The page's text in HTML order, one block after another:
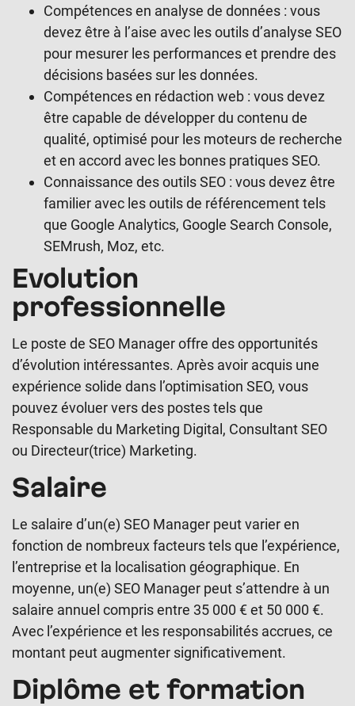
Compétences en analyse de données : vous
devez être à l’aise avec les outils d’analyse SEO
pour mesurer les performances et prendre des
décisions basées sur les données.
Compétences en rédaction web : vous devez
être capable de développer du contenu de
qualité, optimisé pour les moteurs de recherche
et en accord avec les bonnes pratiques SEO.
Connaissance des outils SEO : vous devez être
familier avec les outils de référencement tels
que Google Analytics, Google Search Console,
SEMrush, Moz, etc.
Evolution
professionnelle
Le poste de SEO Manager offre des opportunités
d’évolution intéressantes. Après avoir acquis une
expérience solide dans l’optimisation SEO, vous
pouvez évoluer vers des postes tels que
Responsable du Marketing Digital, Consultant SEO
ou Directeur(trice) Marketing.
Salaire
Le salaire d’un(e) SEO Manager peut varier en
fonction de nombreux facteurs tels que l’expérience,
l’entreprise et la localisation géographique. En
moyenne, un(e) SEO Manager peut s’attendre à un
salaire annuel compris entre 35 000 € et 50 000 €.
Avec l’expérience et les responsabilités accrues, ce
montant peut augmenter significativement.
Diplôme et formation